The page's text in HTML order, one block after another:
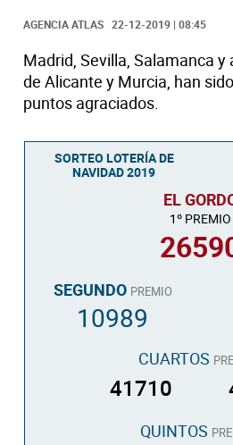
AGENCIA ATLAS 22-12-2019 | 08:45
Madrid, Sevilla, Salamanca
de Alicante y Murcia, han
puntos agraciados
SORTEO LOTERÍA DE
NAVIDAD 2019
EL
1º PREMIO
SEGUNDO PREMIO
10989
CUARTOS
41710
QUINTOS